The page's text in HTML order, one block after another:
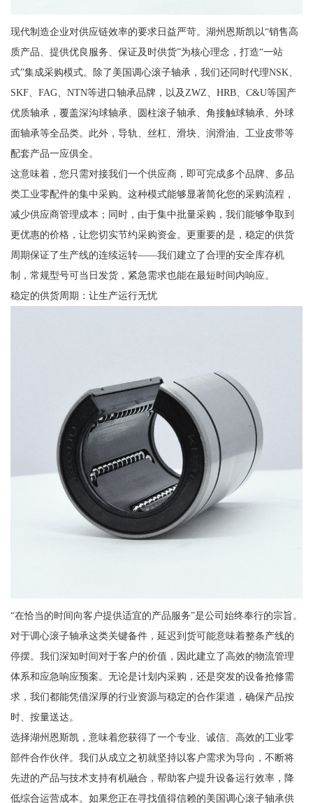
现代制造企业对供应链效率的要求日益严苛。湖州恩斯凯以“销售高
质产品、提供优良服务、保证及时供货”为核心理念，打造“一站
式”集成采购模式。除了美国调心滚子轴承，我们还同时代理NSK、
SKF、FAG、NTN等进口轴承品牌，以及ZWZ、HRB、C&U等国产
优质轴承，覆盖深沟球轴承、圆柱滚子轴承、角接触球轴承、外球
面轴承等全品类。此外，导轨、丝杠、滑块、润滑油、工业皮带等
配套产品一应俱全。
这意味着，您只需对接我们一个供应商，即可完成多个品牌、多品
类工业零配件的集中采购。这种模式能够显著简化您的采购流程，
减少供应商管理成本；同时，由于集中批量采购，我们能够争取到
更优惠的价格，让您切实节约采购资金。更重要的是，稳定的供货
周期保证了生产线的连续运转——我们建立了合理的安全库存机
制，常规型号可当日发货，紧急需求也能在最短时间内响应。
稳定的供货周期：让生产运行无忧
“在恰当的时间向客户提供适宜的产品服务”是公司始终奉行的宗旨。
对于调心滚子轴承这类关键备件，延迟到货可能意味着整条产线的
停摆。我们深知时间对于客户的价值，因此建立了高效的物流管理
体系和应急响应预案。无论是计划内采购，还是突发的设备抢修需
求，我们都能凭借深厚的行业资源与稳定的合作渠道，确保产品按
时、按量送达。
选择湖州恩斯凯，意味着您获得了一个专业、诚信、高效的工业零
部件合作伙伴。我们从成立之初就坚持以客户需求为导向，不断将
先进的产品与技术支持有机融合，帮助客户提升设备运行效率，降
低综合运营成本。如果您正在寻找值得信赖的美国调心滚子轴承供